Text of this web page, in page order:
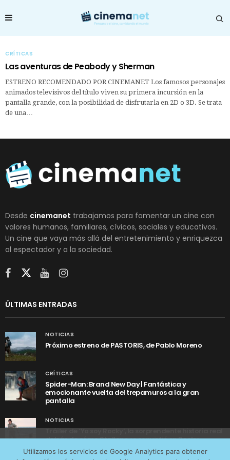
CRÍTICAS
Las aventuras de Peabody y Sherman
ESTRENO RECOMENDADO POR CINEMANET Los famosos personajes
animados televisivos del título viven su primera incursión en la
pantalla grande, con la posibilidad de disfrutarla en 2D o 3D. Se trata
de una…
Desde cinemanet trabajamos para fomentar un cine con
valores humanos, familiares, cívicos, sociales y educativos.
Un cine que vaya más allá del entretenimiento y enriquezca
al espectador y a la sociedad.
ÚLTIMAS ENTRADAS
NOTICIAS
Próximo estreno de PASTORIS, de Pablo Moreno
CRÍTICAS
Spider-Man: Brand New Day | Fantástica y
emocionante vuelta del trepamuros a la gran
pantalla
NOTICIAS
Tráiler de ‘Yo soy Rocky’, la sorprendente historia real
detrás de cómo Stallone se convirtió en Rocky
Utilizamos los servicios de Google Analytics para obtener
tráfico web que recibimos y conocer los servicios que